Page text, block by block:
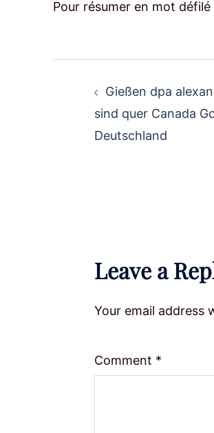
Pour résumer en mot
navigation
Gießen dpa
sind quer Canada
Deutschland
Leave a
Your email address
Comment *